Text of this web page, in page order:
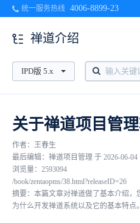
统一服务热线 4006-8899-23
禅道介绍
IPD版 5.x
关于禅道项目管
作者：王春生
最后编辑：禅道项目管理 于 2026-06-04
浏览量：2593094
/book/zentaopms/38.html?releaseID=26
摘要：本篇文章对禅道做了基本介绍，
为什么开发禅道系统以及它的基本特点。